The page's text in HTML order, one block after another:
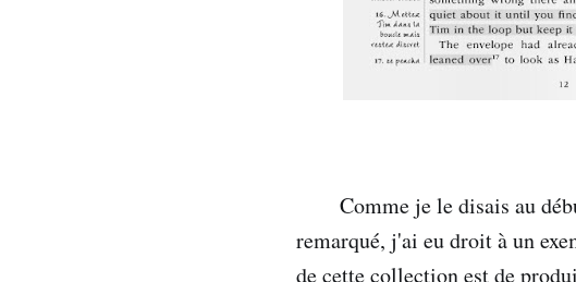
Comme je le disais au
remarqué, j'ai eu droit à un
de cette collection est de